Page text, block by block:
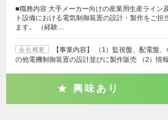
■職務内容 大手メーカー向けの産業用生産ライン
ト設備における電気制御装置の設計・製作をご担
ます。 （経験…
会社概要
【事業内容】 （1）監視盤、配電盤
の他電機制御装置の設計並びに製作販売 （2）情
興味あり